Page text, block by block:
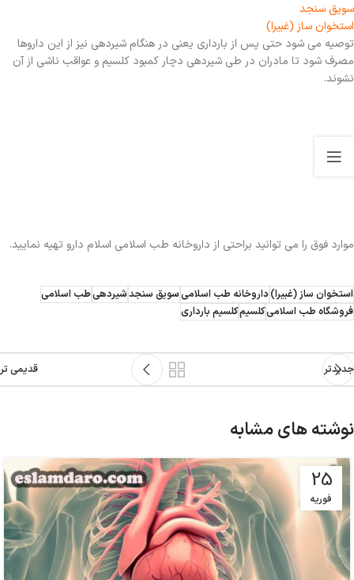
سویق سنجد
استخوان ساز (غبیرا)
توصیه می شود حتی پس از بارداری یعنی در هنگام شیردهی نیز از این داروها
مصرف شود تا مادران در طی شیردهی دچار کمبود کلسیم و عواقب ناشی از آن
نشوند.
موارد فوق را می توانید براحتی از داروخانه طب اسلامی اسلام دارو تهیه نمایید.
استخوان ساز (غبیرا)داروخانه طب اسلامیسویق سنجدشیردهیطب اسلامی
فروشگاه طب اسلامیکلسیمکلسیم بارداری
جدیدتر قدیمی تر
نوشته های مشابه
25
فوریه